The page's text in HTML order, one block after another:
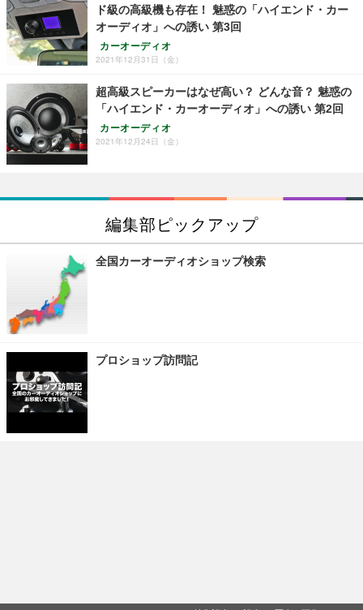
ド級の高級機も存在！ 魅惑の「ハイエンド・カー
オーディオ」への誘い 第3回
カーオーディオ
2021年12月31日（金）
超高級スピーカーはなぜ高い？ どんな音？ 魅惑の
「ハイエンド・カーオーディオ」への誘い 第2回
カーオーディオ
2021年12月24日（金）
編集部ピックアップ
全国カーオーディオショップ検索
プロショップ訪問記